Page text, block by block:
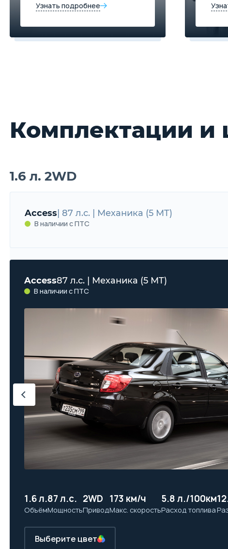
Узнать подробнее
Комплектации и
1.6 л. 2WD
Access | 87 л.с. | Механика (5 MT)
В наличии с ПТС
Access87 л.с. | Механика (5 MT)
В наличии с ПТС
1.6 л.
Объём
87 л.с.
Мощность
2WD
Привод
173 км/ч
Макс. скорость
5.8 л./100км
Расход топлива
Выберите цвет